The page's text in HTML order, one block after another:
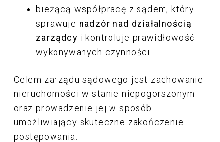
bieżącą współpracę z sądem, który
sprawuje nadzór nad działalnością
zarządcy i kontroluje prawidłowość
wykonywanych czynności.
Celem zarządu sądowego jest zachowanie
nieruchomości w stanie niepogorszonym
oraz prowadzenie jej w sposób
umożliwiający skuteczne zakończenie
postępowania.